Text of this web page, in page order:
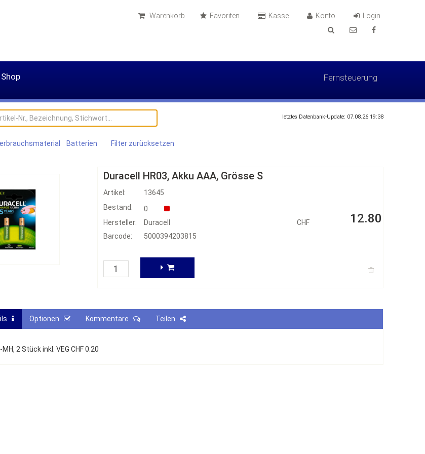
Warenkorb Favoriten Kasse Konto Login
Shop Fernsteuerung
letztes Datenbank-Update: 07.08.26 19:38
Batterien Filter zurücksetzen
Duracell HR03, Akku AAA, Grösse S
Artikel: 13645
CHF 12.80
Bestand:
0
Hersteller:
Duracell
Barcode:
5000394203815
Optionen Kommentare Teilen
2 Stück inkl. VEG CHF 0.20